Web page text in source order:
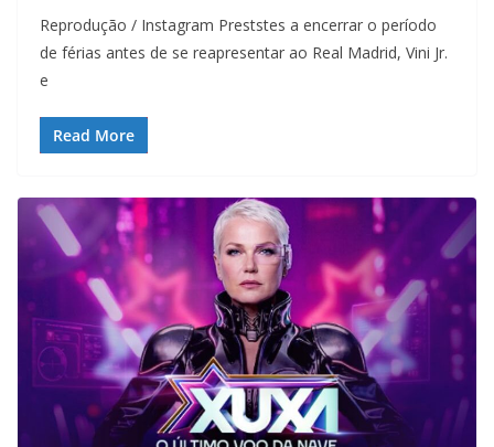
Reprodução / Instagram Preststes a encerrar o período
de férias antes de se reapresentar ao Real Madrid, Vini Jr.
e
Read More